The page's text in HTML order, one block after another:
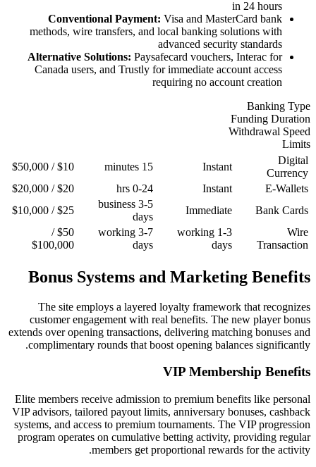
Conventional Payment:
methods, wire transfers, and
Alternative Solutions:
Canada users, and Trustly for
15 minutes
$10 / $50,000
0-24 hrs
$20 / $20,000
3-5 business
days
$25 / $10,000
days
$50 /
$100,000
Bonus Systems
The site employs a layered
customer engagement with real
extends over opening transactions,
complimentary rounds that
Elite members receive admission
VIP advisors, tailored payout limits,
systems, and access to premium
program operates on cumulative
members get